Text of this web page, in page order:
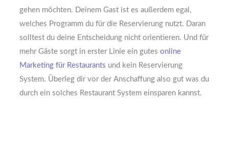
gehen möchten. Deinem Gast ist es außerdem egal,
welches Programm du für die Reservierung nutzt. Daran
solltest du deine Entscheidung nicht orientieren. Und für
mehr Gäste sorgt in erster Linie ein gutes online
Marketing für Restaurants und kein Reservierung
System. Überleg dir vor der Anschaffung also gut was du
durch ein solches Restaurant System einsparen kannst.